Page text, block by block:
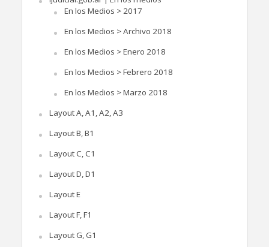
En los Medios > 2017
En los Medios > Archivo 2018
En los Medios > Enero 2018
En los Medios > Febrero 2018
En los Medios > Marzo 2018
Layout A, A1, A2, A3
Layout B, B1
Layout C, C1
Layout D, D1
Layout E
Layout F, F1
Layout G, G1